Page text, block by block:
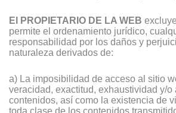
El PROPIETARIO DE LA WEB
permite el ordenamiento jurídico,
responsabilidad por los daños y
naturaleza derivados de:
a) La imposibilidad de acceso al sitio
veracidad, exactitud, exhaustividad y/
contenidos, así como la existencia de
toda clase de los contenidos